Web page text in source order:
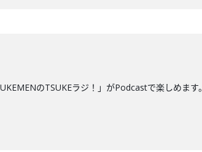
のTSUKEラジ！」がPodcastで楽しめます。